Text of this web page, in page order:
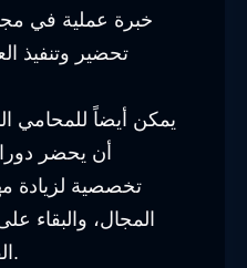
خبرة عملية في
تحضير وتنفيذ
يمكن أيضاً
أن يحضر
تخصصية لزيادة
المجال، والبقاء
القانونية المتعلقة بالعقود.